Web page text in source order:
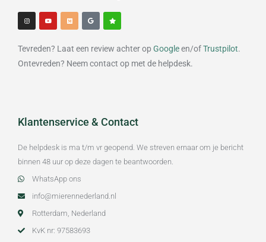
I
n
s
t
r
m
Y
o
t
e
M
e
d
i
G
o
o
g
S
t
a
r
Tevreden? Laat een review achter op Googleen/ofTrustpilot.
Ontevreden? Neem contact op met de helpdesk.
Klantenservice & Contact
De helpdesk is ma t/m vr geopend. We streven ernaar om je bericht
binnen 48 uur op deze dagen te beantwoorden.
WhatsApp ons
info@mierennederland.nl
Rotterdam, Nederland
KvK nr: 97583693